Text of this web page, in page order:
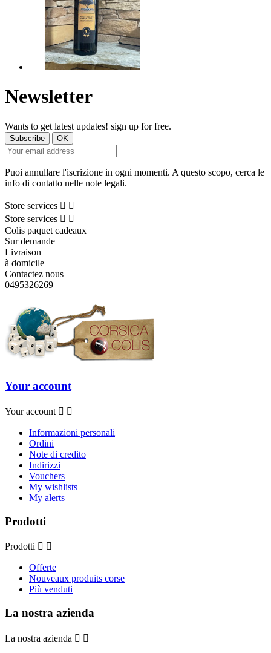
Newsletter
Wants to get latest updates! sign up for free.
Puoi annullare l'iscrizione in ogni momenti. A questo scopo, cerca le
info di contatto nelle note legali.
Store services  
Store services  
Colis paquet cadeaux
Sur demande
Livraison
à domicile
Contactez nous
0495326269
Your account
Your account  
Informazioni personali
Ordini
Note di credito
Indirizzi
Vouchers
My wishlists
My alerts
Prodotti
Prodotti  
Offerte
Nouveaux produits corse
Più venduti
La nostra azienda
La nostra azienda  